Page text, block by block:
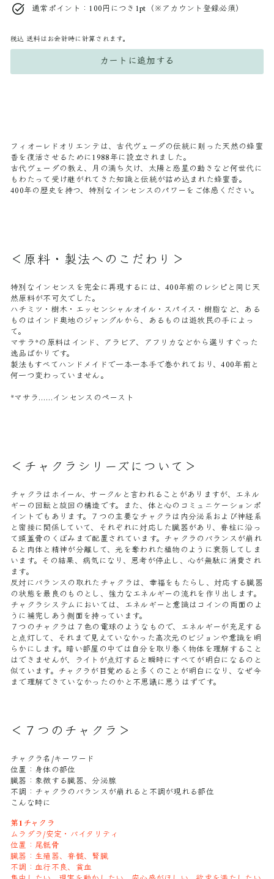
通常ポイント：100円につき1pt（※アカウント登録必須）
税込 送料はお会計時に計算されます。
カートに追加する
フィオーレドオリエンテは、古代ヴェーダの伝統に則った天然の蜂蜜
香を復活させるために1988年に設立されました。
古代ヴェーダの教え、月の満ち欠け、太陽と惑星の動きなど何世代に
もわたって受け継がれてきた知識と伝統が詰め込まれた蜂蜜香。
400年の歴史を持つ、特別なインセンスのパワーをご体感ください。
＜原料・製法へのこだわり＞
特別なインセンスを完全に再現するには、400年前のレシピと同じ天
然原料が不可欠でした。
ハチミツ・樹木・エッセンシャルオイル・スパイス・樹脂など、ある
ものはインド奥地のジャングルから、あるものは遊牧民の手によっ
て。
マサラ*の原料はインド、アラビア、アフリカなどから選りすぐった
逸品ばかりです。
製法もすべてハンドメイドで一本一本手で巻かれており、400年前と
何一つ変わっていません。
*マサラ……インセンスのペースト
＜チャクラシリーズについて＞
チャクラはホイール、サークルと言われることがありますが、エネル
ギーの回転と旋回の構造です。また、体と心のコミュニケーションポ
イントでもあります。７つの主要なチャクラは内分泌系および神経系
と密接に関係していて、それぞれに対応した臓器があり、脊柱に沿っ
て頭蓋骨のくぼみまで配置されています。チャクラのバランスが崩れ
ると肉体と精神が分離して、光を奪われた植物のように衰弱してしま
います。その結果、病気になり、思考が停止し、心が無駄に消費され
ます。
反対にバランスの取れたチャクラは、幸福をもたらし、対応する臓器
の状態を最良のものとし、強力なエネルギーの流れを作り出します。
チャクラシステムにおいては、エネルギーと意識はコインの両面のよ
うに補完しあう側面を持っています。
７つのチャクラは７色の電球のようなもので、エネルギーが充足する
と点灯して、それまで見えていなかった高次元のビジョンや意識を明
らかにします。暗い部屋の中では自分を取り巻く物体を理解すること
はできませんが、ライトが点灯すると瞬時にすべてが明白になるのと
似ています。チャクラが目覚めると多くのことが明白になり、なぜ今
まで理解できていなかったのかと不思議に思うはずです。
＜７つのチャクラ＞
チャクラ名/キーワード
位置：身体の部位
臓器：象徴する臓器、分泌腺
不調：チャクラのバランスが崩れると不調が現れる部位
こんな時に
第1チャクラ
ムラダラ/安定・バイタリティ
位置：尾骶骨
臓器：生殖器、脊髄、腎臓
不調：血行不良、貧血